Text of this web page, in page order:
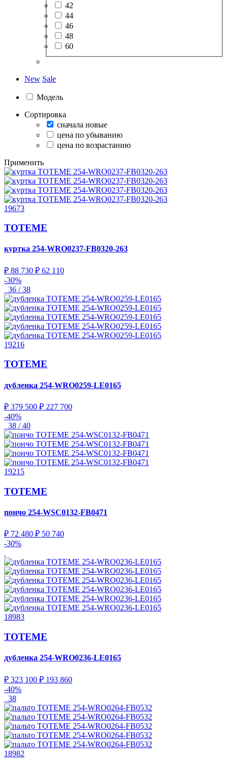
42
44
46
48
60
New Sale
Модель
Сортировка
сначала новые
цена по убыванию
цена по возрастанию
Применить
19673
TOTEME
куртка 254-WRO0237-FB0320-263
₽ 88 730 ₽ 62 110
-30%
36 / 38
19216
TOTEME
дубленка 254-WRO0259-LE0165
₽ 379 500 ₽ 227 700
-40%
38 / 40
19215
TOTEME
пончо 254-WSC0132-FB0471
₽ 72 480 ₽ 50 740
-30%
18983
TOTEME
дубленка 254-WRO0236-LE0165
₽ 323 100 ₽ 193 860
-40%
38
18982